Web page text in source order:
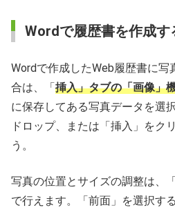
Wordで履歴書を作成す
Wordで作成したWeb履歴書に
合は、「 挿入」タブの「画像」
に保存してある写真データを選
ドロップ、または「挿入」をク
う。
写真の位置とサイズの調整は、
で行えます。「前面」を選択す